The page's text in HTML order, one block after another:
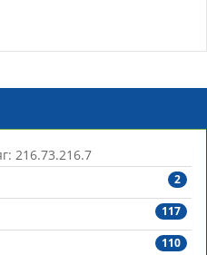
216.73.216.7
2
117
110